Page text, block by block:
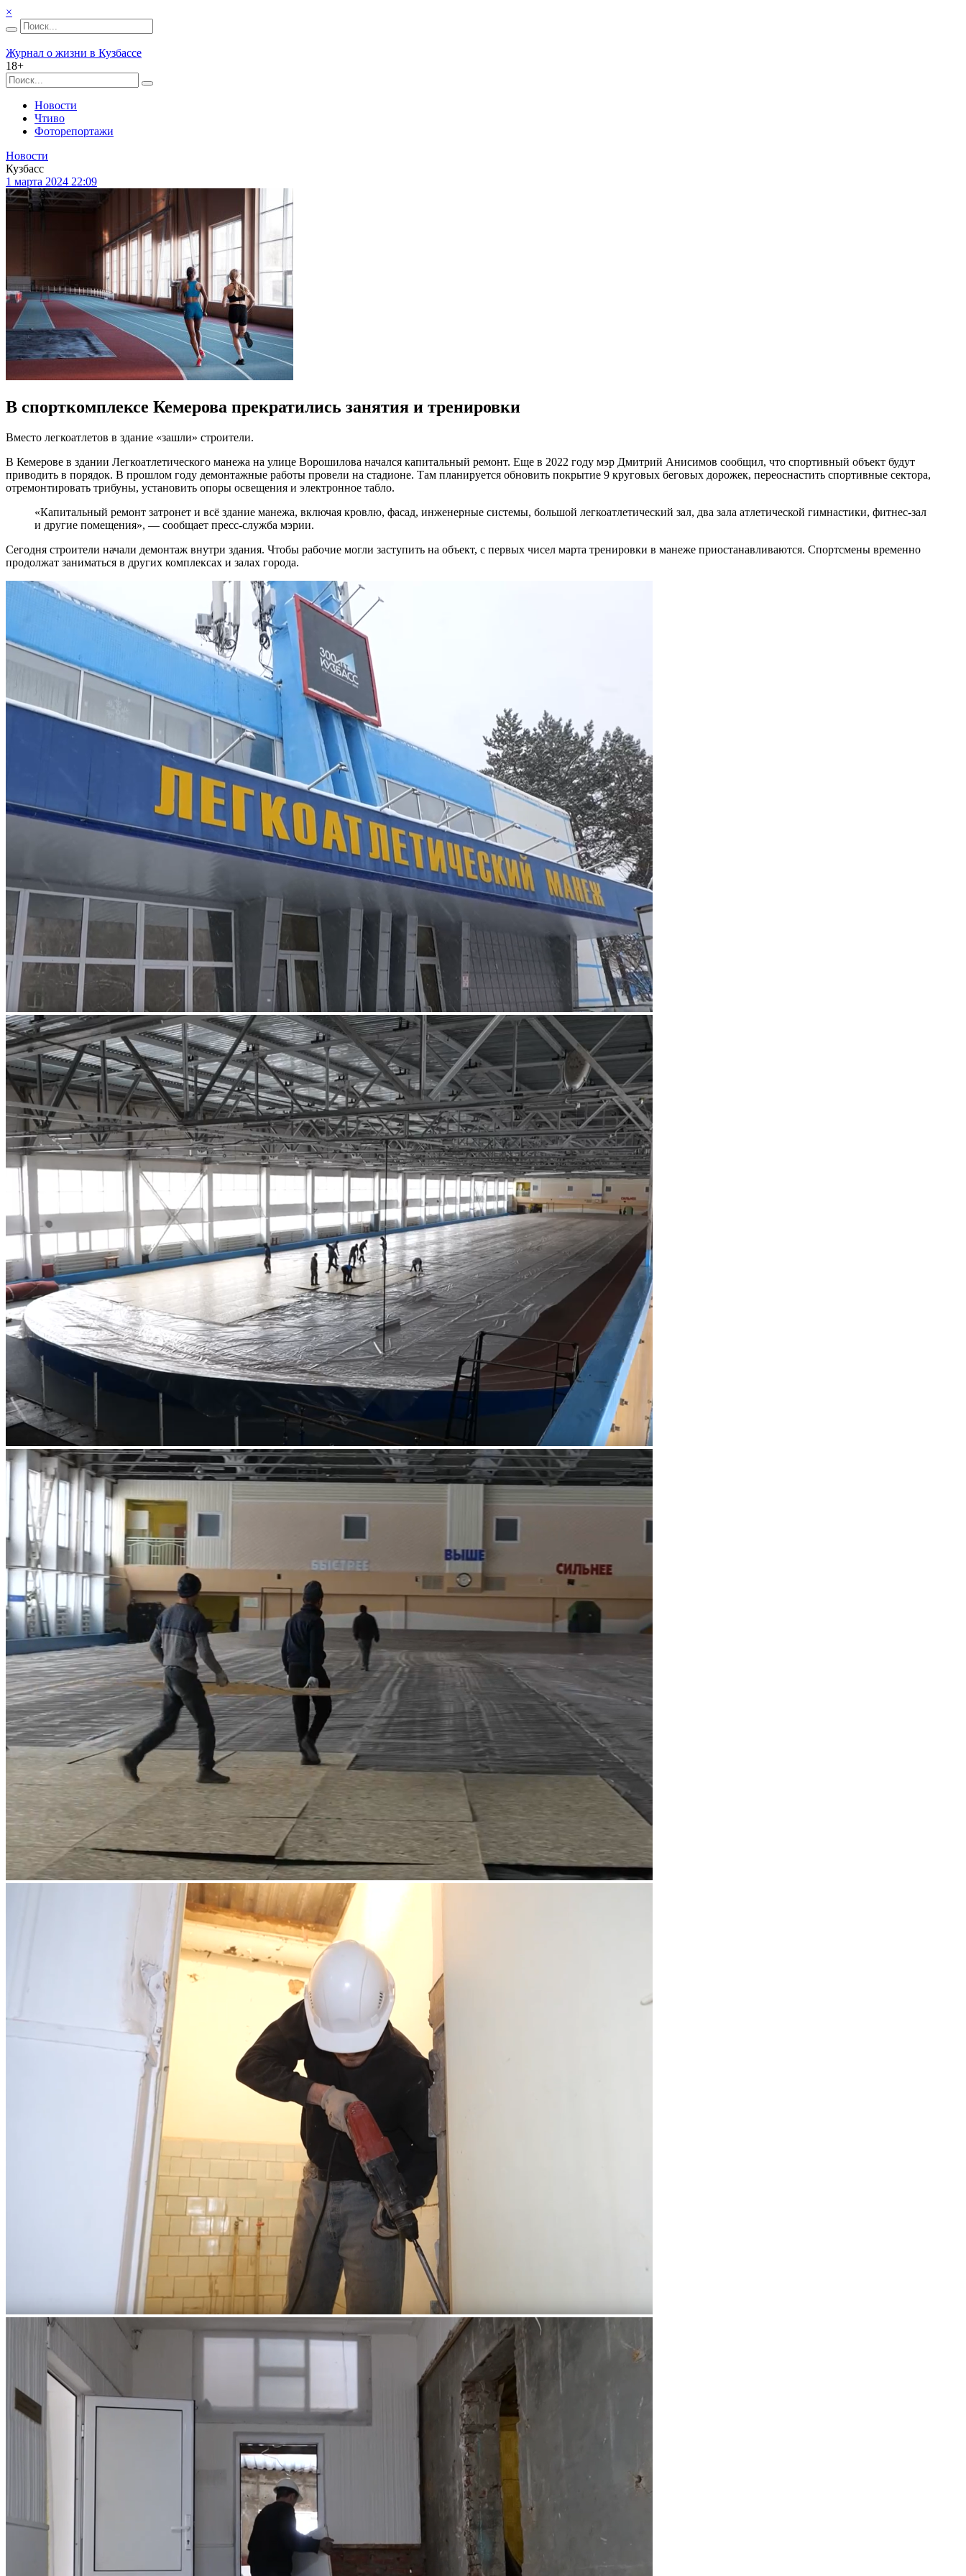
×
Журнал о жизни в Кузбассе
18+
Новости
Чтиво
Фоторепортажи
Новости
Кузбасс
1 марта 2024 22:09
В спорткомплексе Кемерова прекратились занятия и тренировки
Вместо легкоатлетов в здание «зашли» строители.
В Кемерове в здании Легкоатлетического манежа на улице Ворошилова начался капитальный ремонт. Еще в 2022 году мэр Дмитрий Анисимов сообщил, что спортивный объект будут
приводить в порядок. В прошлом году демонтажные работы провели на стадионе. Там планируется обновить покрытие 9 круговых беговых дорожек, переоснастить спортивные сектора,
отремонтировать трибуны, установить опоры освещения и электронное табло.
«Капитальный ремонт затронет и всё здание манежа, включая кровлю, фасад, инженерные системы, большой легкоатлетический зал, два зала атлетической гимнастики, фитнес-зал
и другие помещения», — сообщает пресс-служба мэрии.
Сегодня строители начали демонтаж внутри здания. Чтобы рабочие могли заступить на объект, с первых чисел марта тренировки в манеже приостанавливаются. Спортсмены временно
продолжат заниматься в других комплексах и залах города.